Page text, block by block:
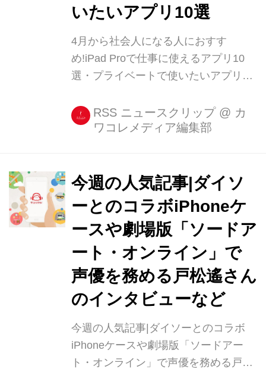
いたいアプリ10選
4月から社会人になる人におすす
め!iPad Proで仕事に使えるアプリ10
選・プライベートで使いたいアプリ10
らドキドキですね! パソコンは会社か
ら支給されるから、家ではiPad Proを
プリをまとめました☆ 仕事で使える
RSS ニュースクリップ @ カ
ワコレメディア編集部
今週の人気記事|ダイソ
ーとのコラボiPhoneケ
ースや劇場版「ソードア
ート・オンライン」で
声優を務める戸松遙さん
のインタビューなど
今週の人気記事|ダイソーとのコラボ
iPhoneケースや劇場版「ソードアー
ト・オンライン」で声優を務める戸松